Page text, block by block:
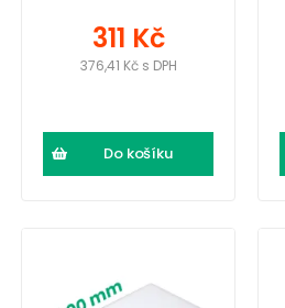
311 Kč
376,41 Kč s DPH
Do košíku